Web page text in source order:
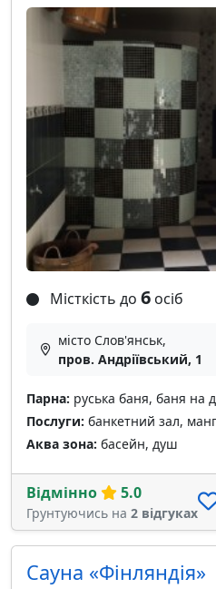
Місткість до 6 осіб
місто Слов'янськ,
пров. Андріївський, 1
Парна: руська баня, баня на
Послуги: банкетний зал,
Аква зона: басейн, душ
Відмінно 5.0
Грунтуючись на 2 відгуках
Сауна «Фінляндія»